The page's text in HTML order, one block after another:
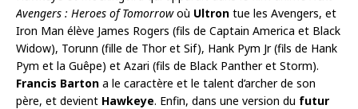
Avengers : Heroes of Tomorrowoù Ultron tue les Avengers, et
Iron Man élève James Rogers (fils de Captain America et Black
Widow), Torunn (fille de Thor et Sif), Hank Pym Jr (fils de Hank
Pym et la Guêpe) et Azari (fils de Black Panther et Storm).
Francis Barton a le caractère et le talent d’archer de son
père, et devient Hawkeye. Enfin, dans une version du futur